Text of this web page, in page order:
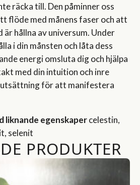
räcka till. Den påminner oss
flöde med månens faser och att
hållna av universum. Under
i din månsten och låta dess
energi omsluta dig och hjälpa
med din intuition och inre
för att manifestera
liknande egenskapercelestin,
selenit
PRODUKTER